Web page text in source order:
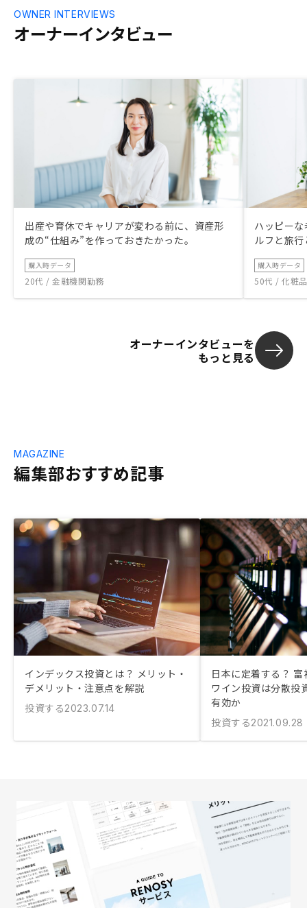
オーナーインタビュー
OWNER INTERVIEWS
出産や育休でキャリアが変わる前に、資産形
成の“仕組み”を作っておきたかった。
購入時データ
20代 / 金融機関勤務
ハッピー
ルフと旅
購入時データ
50代 / 化粧
オーナーインタビューを
もっと見る
編集部おすすめ記事
MAGAZINE
インデックス投資とは？ メリット・
デメリット・注意点を解説
投資する2023.07.14
日本に定着する？
ワイン投資は分散投
有効か
投資する2021.09.28